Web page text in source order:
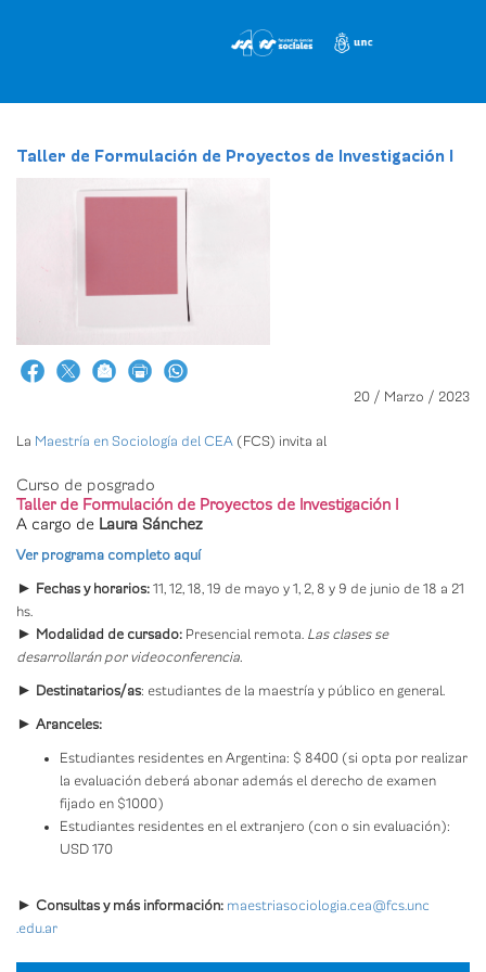
Taller de Formulación de Proyectos de Investigación I
20 / Marzo / 2023
La Maestría en Sociología del CEA (FCS) invita al
Curso de posgrado
Taller de Formulación de Proyectos de Investigación I
A cargo de Laura Sánchez
Ver programa completo aquí
► Fechas y horarios: 11, 12, 18, 19 de mayo y 1, 2, 8 y 9 de junio de 18 a 21
hs.
► Modalidad de cursado: Presencial remota. Las clases se
desarrollarán por videoconferencia.
► Destinatarios/as: estudiantes de la maestría y público en general.
► Aranceles:
Estudiantes residentes en Argentina: $ 8400 (si opta por realizar
la evaluación deberá abonar además el derecho de examen
fijado en $1000)
Estudiantes residentes en el extranjero (con o sin evaluación):
USD 170
► Consultas y más información: maestriasociologia.cea@fcs.unc
.edu.ar